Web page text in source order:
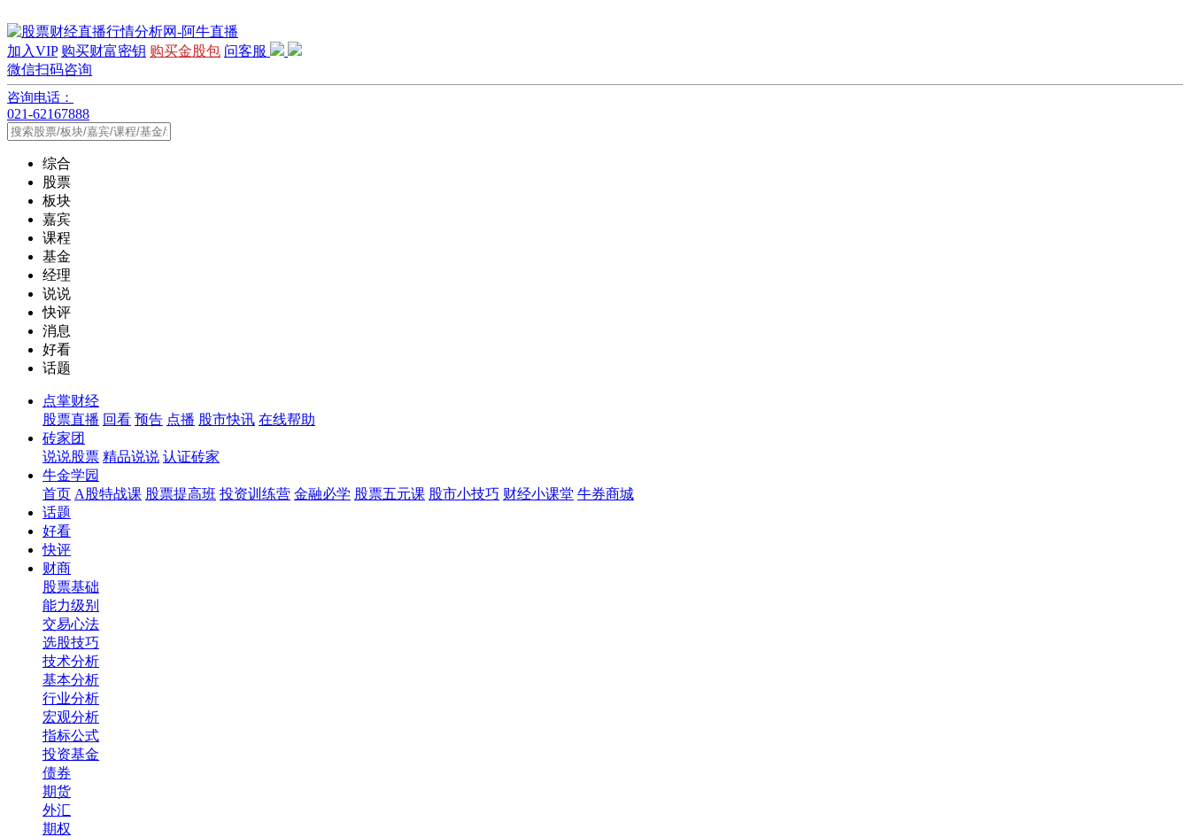
加入VIP 购买财富密钥 购买金股包 问客服
微信扫码咨询
咨询电话：
021-62167888
综合
股票
板块
嘉宾
课程
基金
经理
说说
快评
消息
好看
话题
点掌财经
股票直播 回看 预告 点播 股市快讯 在线帮助
砖家团
说说股票 精品说说 认证砖家
牛金学园
首页 A股特战课 股票提高班 投资训练营 金融必学 股票五元课 股市小技巧 财经小课堂 牛券商城
话题
好看
快评
财商
股票基础
能力级别
交易心法
选股技巧
技术分析
基本分析
行业分析
宏观分析
指标公式
投资基金
债券
期货
外汇
期权